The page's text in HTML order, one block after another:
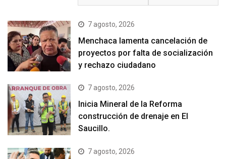
7 agosto, 2026
Menchaca lamenta cancelación de
proyectos por falta de socialización
y rechazo ciudadano
7 agosto, 2026
Inicia Mineral de la Reforma
construcción de drenaje en El
Saucillo.
7 agosto, 2026